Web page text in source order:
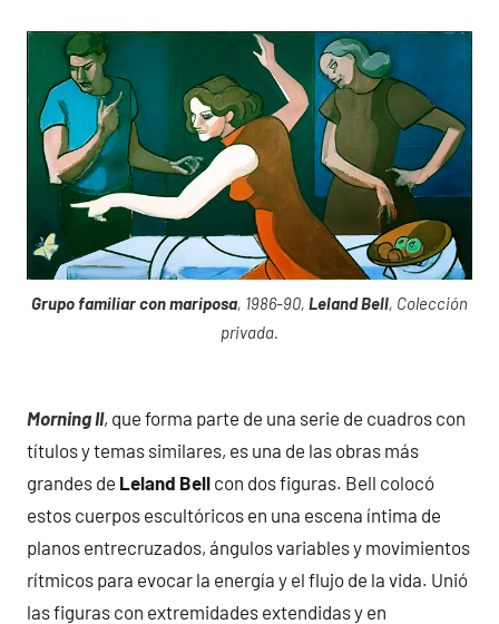
Grupo familiar con mariposa, 1986-90, Leland Bell, Colección
privada.
Morning II, que forma parte de una serie de cuadros con
títulos y temas similares, es una de las obras más
grandes de Leland Bell con dos figuras. Bell colocó
estos cuerpos escultóricos en una escena íntima de
planos entrecruzados, ángulos variables y movimientos
rítmicos para evocar la energía y el flujo de la vida. Unió
las figuras con extremidades extendidas y en